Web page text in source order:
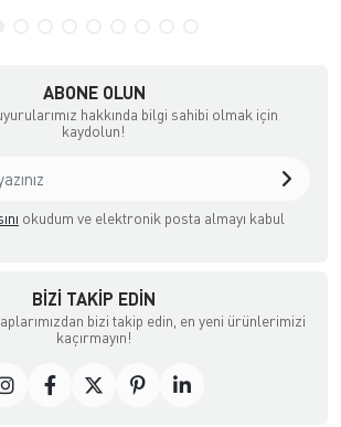
ABONE OLUN
hakkında bilgi sahibi olmak için
kaydolun!
okudum ve elektronik posta almayı kabul
BIZI TAKIP EDIN
bizi takip edin, en yeni ürünlerimizi
kaçırmayın!